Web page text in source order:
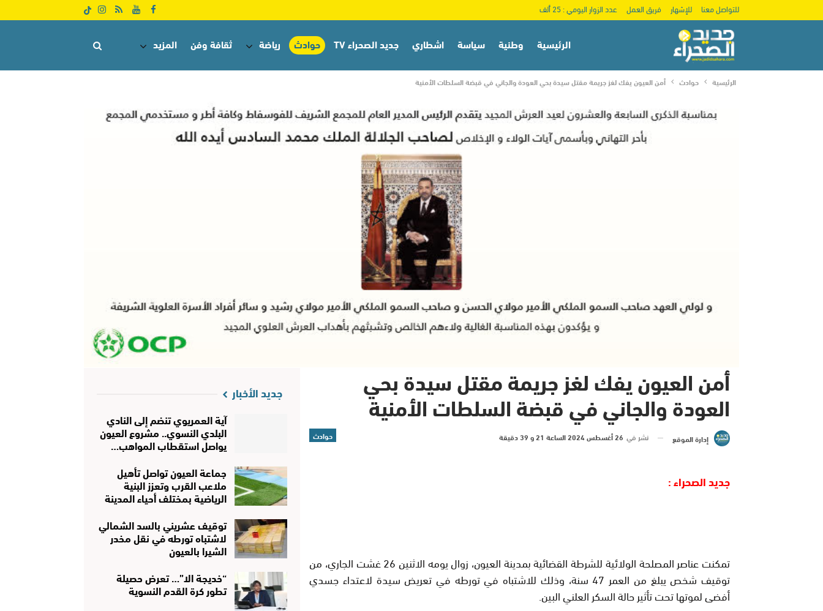
للتواصل معنا للإشهار فريق العمل عدد الزوار اليومي : 25 ألف
الرئيسية وطنية سياسة اشطاري جديد الصحراء TV حوادث رياضة ثقافة وفن المزيد
الرئيسية حوادث أمن العيون يفك لغز جريمة مقتل سيدة بحي العودة والجاني في قبضة السلطات الأمنية
أمن العيون يفك لغز جريمة مقتل سيدة بحي
العودة والجاني في قبضة السلطات الأمنية
حوادث إدارة الموقع نشر في 26 أغسطس 2024 الساعة 21 و 39 دقيقة
جديد الصحراء :
تمكنت عناصر المصلحة الولائية للشرطة القضائية بمدينة العيون، زوال يومه الاثنين 26 غشت الجاري، من
توقيف شخص يبلغ من العمر 47 سنة، وذلك للاشتباه في تورطه في تعريض سيدة لاعتداء جسدي
أفضى لموتها تحت تأثير حالة السكر العلني البين.
جديد الأخبار
آية العمريوي تنضم إلى النادي
البلدي النسوي.. مشروع العيون
يواصل استقطاب المواهب…
جماعة العيون تواصل تأهيل
ملاعب القرب وتعزز البنية
الرياضية بمختلف أحياء المدينة
توقيف عشريني بالسد الشمالي
لاشتباه تورطه في نقل مخدر
الشيرا بالعيون
“خديجة الا”… تعرض حصيلة
تطور كرة القدم النسوية